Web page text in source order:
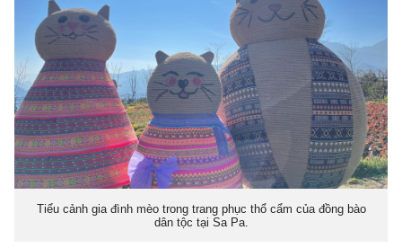
Tiểu cảnh gia đình mèo trong trang phục thổ cẩm của đồng bào
dân tộc tại Sa Pa.